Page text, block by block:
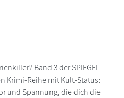
Band 3 der SPIEGEL-
Krimi-Reihe mit Kult-Status:
und Spannung, die dich die